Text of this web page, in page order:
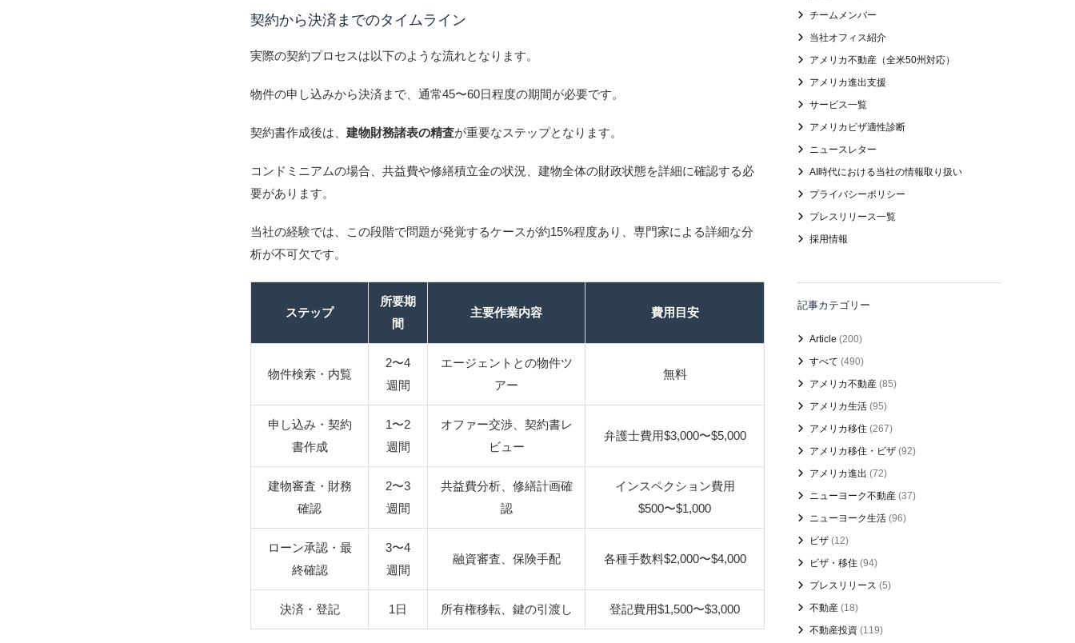
契約から決済までのタイムライン
実際の契約プロセスは以下のような流れとなります。
物件の申し込みから決済まで、通常45〜60日程度の期間が必要です。
契約書作成後は、建物財務諸表の精査が重要なステップとなります。
コンドミニアムの場合、共益費や修繕積立金の状況、建物全体の財政状態を詳細に確認する必
要があります。
当社の経験では、この段階で問題が発覚するケースが約15%程度あり、専門家による詳細な分
析が不可欠です。
ステップ
所要期
間
主要作業内容 費用目安
物件検索・内覧
2〜4
週間
エージェントとの物件ツ
アー
無料
申し込み・契約
書作成
1〜2
週間
オファー交渉、契約書レ
ビュー
弁護士費用$3,000〜$5,000
建物審査・財務
確認
2〜3
週間
共益費分析、修繕計画確
認
インスペクション費用
$500〜$1,000
ローン承認・最
終確認
3〜4
週間
融資審査、保険手配 各種手数料$2,000〜$4,000
決済・登記 1日 所有権移転、鍵の引渡し 登記費用$1,500〜$3,000
チームメンバー
当社オフィス紹介
アメリカ不動産（全米50州対応）
アメリカ進出支援
サービス一覧
アメリカビザ適性診断
ニュースレター
AI時代における当社の情報取り扱い
プライバシーポリシー
プレスリリース一覧
採用情報
記事カテゴリー
Article (200)
すべて (490)
アメリカ不動産 (85)
アメリカ生活 (95)
アメリカ移住 (267)
アメリカ移住・ビザ (92)
アメリカ進出 (72)
ニューヨーク不動産 (37)
ニューヨーク生活 (96)
ビザ (12)
ビザ・移住 (94)
プレスリリース (5)
不動産 (18)
不動産投資 (119)